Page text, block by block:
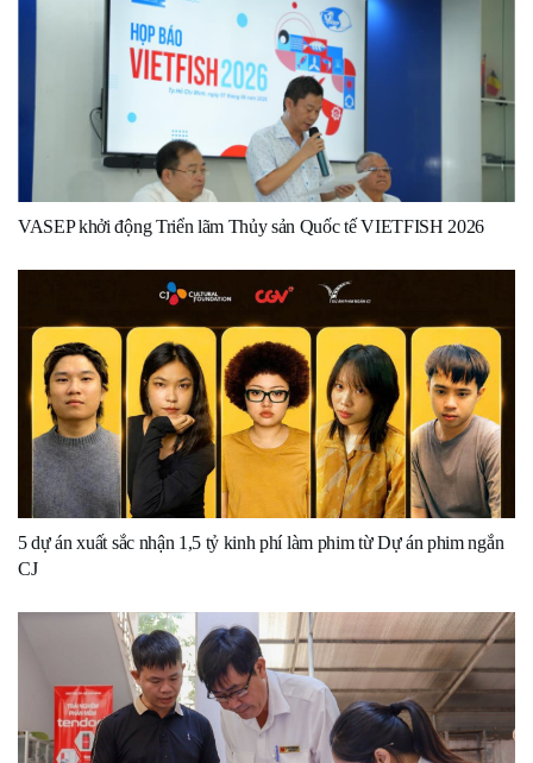
VASEP khởi động Triển lãm Thủy sản Quốc tế VIETFISH 2026
5 dự án xuất sắc nhận 1,5 tỷ kinh phí làm phim từ Dự án phim ngắn
CJ